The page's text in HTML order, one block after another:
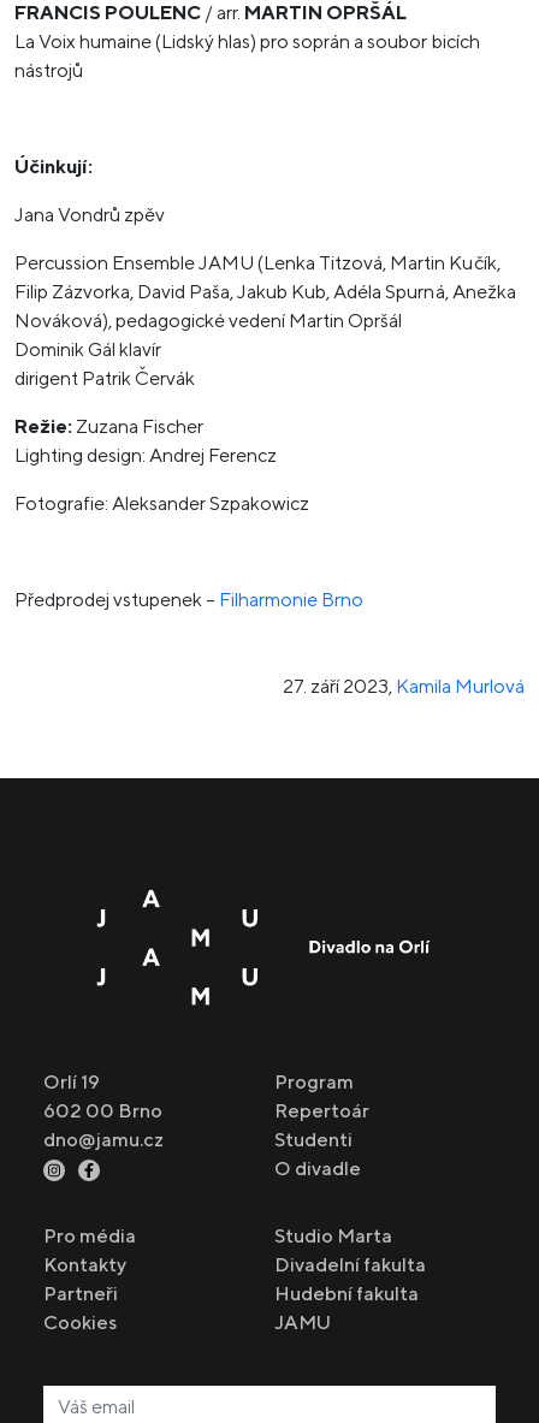
FRANCIS POULENC / arr. MARTIN OPRŠÁL
La Voix humaine (Lidský hlas) pro soprán a soubor bicích
nástrojů
Účinkují:
Jana Vondrů zpěv
Percussion Ensemble JAMU (Lenka Titzová, Martin Kučík,
Filip Zázvorka, David Paša, Jakub Kub, Adéla Spurná, Anežka
Nováková), pedagogické vedení Martin Opršál
Dominik Gál klavír
dirigent Patrik Červák
Režie: Zuzana Fischer
Lighting design: Andrej Ferencz
Fotografie: Aleksander Szpakowicz
Předprodej vstupenek – Filharmonie Brno
27. září 2023, Kamila Murlová
Orlí 19
602 00 Brno
dno@jamu.cz
Program
Repertoár
Studenti
O divadle
Pro média
Kontakty
Partneři
Cookies
Studio Marta
Divadelní fakulta
Hudební fakulta
JAMU